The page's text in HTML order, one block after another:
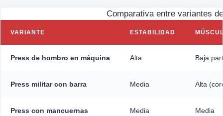
Comparativa entre variantes
VARIANTE ESTABILIDAD
Press de hombro en máquina Alta Baja
Press militar con barra Media Alta
Press con mancuernas Media Media